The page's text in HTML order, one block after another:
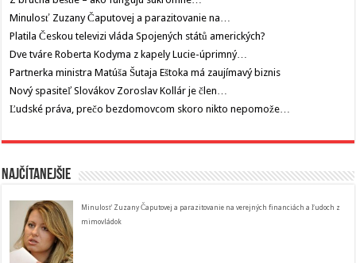
Minulosť Zuzany Čaputovej a parazitovanie na…
Platila Českou televizi vláda Spojených států amerických?
Dve tváre Roberta Kodyma z kapely Lucie-úprimný…
Partnerka ministra Matúša Šutaja Eštoka má zaujímavý biznis
Nový spasiteľ Slovákov Zoroslav Kollár je člen…
Ľudské práva, prečo bezdomovcom skoro nikto nepomože…
Najčítanejšie
Minulosť Zuzany Čaputovej a parazitovanie na verejných financiách a ľudoch z
mimovládok